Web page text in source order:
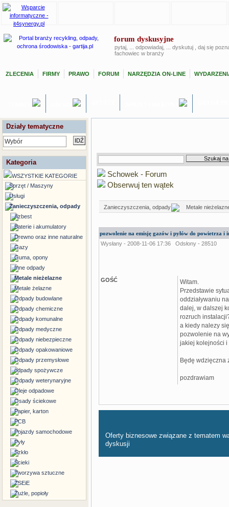
forum dyskusyjne
pytaj, ... odpowiadaj, ... dyskutuj , daj się
fachowiec w branży
ZLECENIA FIRMY PRAWO FORUM NARZĘDZIA ON-LINE
Działy tematyczne
Wybór
Kategoria
WSZYSTKIE KATEGORIE
Sprzęt / Maszyny
Usługi
Zanieczyszczenia, odpady
Azbest
Baterie i akumulatory
Drewno oraz inne naturalne
Gazy
Guma, opony
Inne odpady
Metale nieżelazne
Metale żelazne
Odpady budowlane
Odpady chemiczne
Odpady komunalne
Odpady medyczne
Odpady niebezpieczne
Odpady opakowaniowe
Odpady przemysłowe
odpady spożywcze
Odpady weterynaryjne
Oleje odpadowe
Osady ściekowe
Papier, karton
PCB
Pojazdy samochodowe
Pyły
Szkło
Ścieki
Tworzywa sztuczne
ZSEiE
Żużle, popioły
Schowek - Forum
Obserwuj ten wątek
Zanieczyszczenia, odpady Metale
pozwolenie na emisję gazów i pyłów do powietrza i
Wysłany - 2008-11-06 17:36
Odsłony - 28510
GOŚĆ
Witam.
Przedstawie
oddziaływaniu
dalej, w dalszej
rozruch
a kiedy nalezy
pozwolenie na
jakiej kolejności i
Będę wdzięczna
pozdrawiam
Oferty biznesowe związane z tematem
dyskusji